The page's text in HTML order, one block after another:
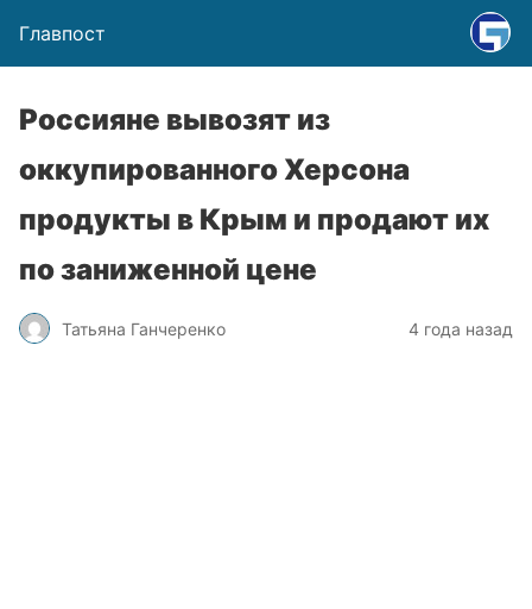
Главпост
Россияне вывозят из
оккупированного Херсона
продукты в Крым и продают их
по заниженной цене
Татьяна Ганчеренко 4 года назад